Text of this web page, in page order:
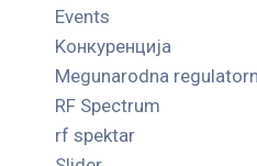
Events
Kонкуренција
Megunarodna
RF Spectrum
rf spektar